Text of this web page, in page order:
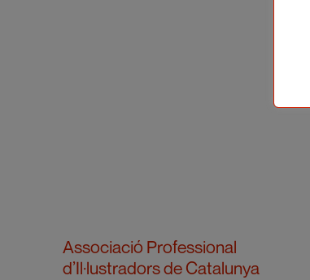
Associació Professional
d’Il·lustradors de Catalunya